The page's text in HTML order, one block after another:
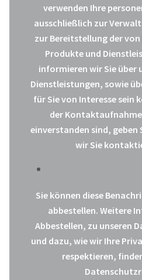
verwenden Ihre
ausschließlich zur
zur Bereitstellung der
Produkte und
informieren wir Sie über
Dienstleistungen, sowie
für Sie von Interesse sein
der
einverstanden sind,
wir Sie
Sie können diese
abbestellen. Weitere
Abbestellen, zu unseren
und dazu, wie wir Ihre
respektieren,